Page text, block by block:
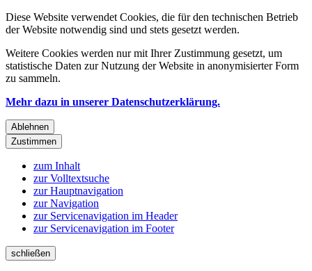
Diese Website verwendet Cookies, die für den technischen Betrieb
der Website notwendig sind und stets gesetzt werden.
Weitere Cookies werden nur mit Ihrer Zustimmung gesetzt, um
statistische Daten zur Nutzung der Website in anonymisierter Form
zu sammeln.
Mehr dazu in unserer Datenschutzerklärung.
Ablehnen
Zustimmen
zum Inhalt
zur Volltextsuche
zur Hauptnavigation
zur Navigation
zur Servicenavigation im Header
zur Servicenavigation im Footer
schließen